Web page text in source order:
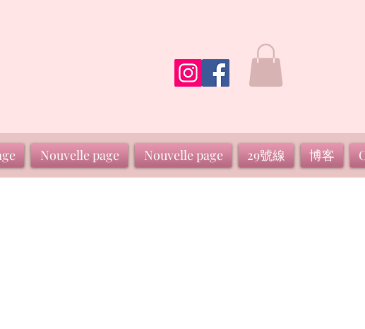
Nouvelle page Nouvelle page 29號線 博客